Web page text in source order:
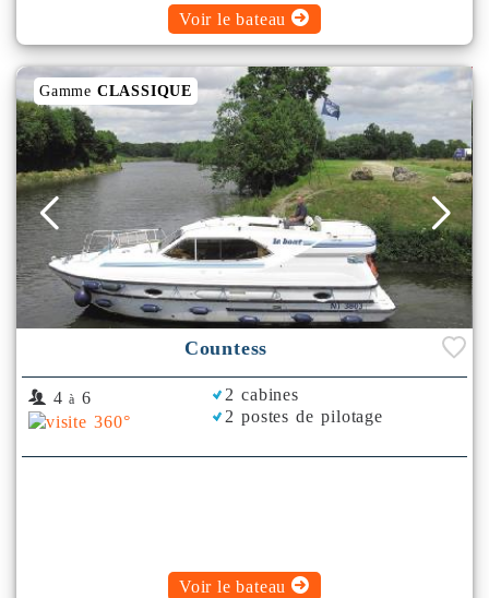
Voir le bateau
Gamme CLASSIQUE
Countess
4 à 6
2 cabines
2 postes de pilotage
Voir le bateau